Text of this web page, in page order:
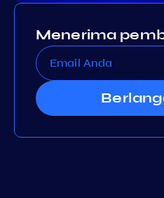
Menerima